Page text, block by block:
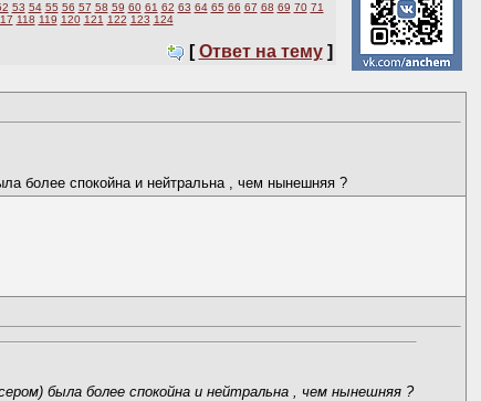
53 54 55 56 57 58 59 60 61 62 63 64 65 66 67 68 69 70 71
118 119 120 121 122 123 124
[ Ответ на тему ]
более спокойна и нейтральна , чем нынешняя ?
была более спокойна и нейтральна , чем нынешняя ?